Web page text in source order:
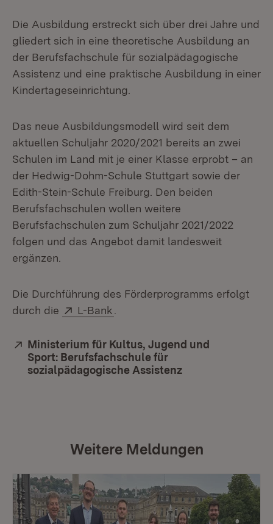
Die Ausbildung erstreckt sich über drei Jahre und
gliedert sich in eine theoretische Ausbildung an
der Berufsfachschule für sozialpädagogische
Assistenz und eine praktische Ausbildung in einer
Kindertageseinrichtung.
Das neue Ausbildungsmodell wird seit dem
aktuellen Schuljahr 2020/2021 bereits an zwei
Schulen im Land mit je einer Klasse erprobt – an
der Hedwig-Dohm-Schule Stuttgart sowie der
Edith-Stein-Schule Freiburg. Den beiden
Berufsfachschulen wollen weitere
Berufsfachschulen zum Schuljahr 2021/2022
folgen und das Angebot damit landesweit
ergänzen.
Die Durchführung des Förderprogramms erfolgt
durch die
Extern:
L-Bank
Extern:
Ministerium für Kultus, Jugend und
Sport: Berufsfachschule für
sozialpädagogische Assistenz
Weitere Meldungen